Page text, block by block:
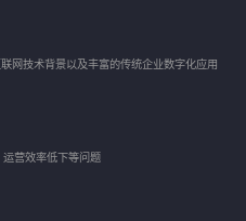
网技术背景以及丰富的传统企业数字化应用
营效率低下等问题